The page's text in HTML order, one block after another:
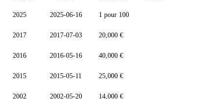
2025 2025-06-16 1 pour 100
2017 2017-07-03 20,000 €
2016 2016-05-16 40,000 €
2015 2015-05-11 25,000 €
2002 2002-05-20 14,000 €